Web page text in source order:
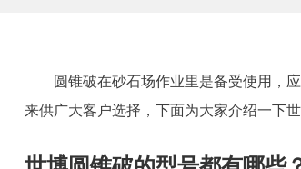
圆锥破在砂石场作业里是备受使用，
来供广大客户选择，下面为大家介绍一下